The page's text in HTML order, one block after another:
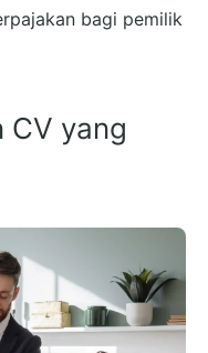
bagi pemilik
CV yang